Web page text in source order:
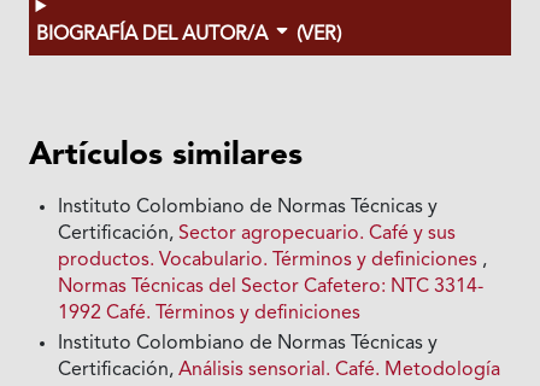
BIOGRAFÍA DEL AUTOR/A (VER)
Artículos similares
Instituto Colombiano de Normas Técnicas y
Certificación,Sector agropecuario. Café y sus
productos. Vocabulario. Términos y definiciones ,
Normas Técnicas del Sector Cafetero: NTC 3314-
1992 Café. Términos y definiciones
Instituto Colombiano de Normas Técnicas y
Certificación,Análisis sensorial. Café. Metodología